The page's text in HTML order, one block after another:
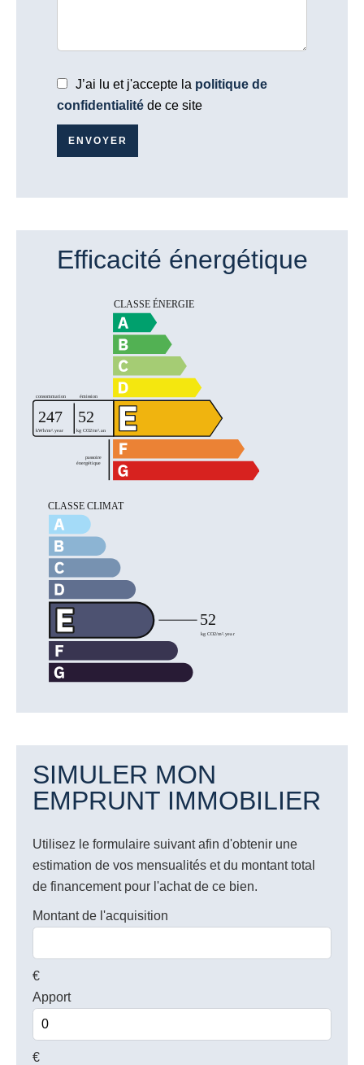
J’ai lu et j'accepte la politique de
confidentialité de ce site
ENVOYER
Efficacité énergétique
SIMULER MON
EMPRUNT IMMOBILIER
Utilisez le formulaire suivant afin d'obtenir une
estimation de vos mensualités et du montant total
de financement pour l'achat de ce bien.
Montant de l'acquisition
€
Apport
€